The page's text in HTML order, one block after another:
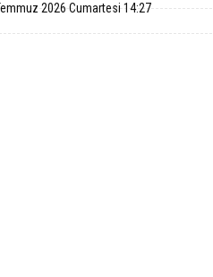
2026 Cumartesi 14:27